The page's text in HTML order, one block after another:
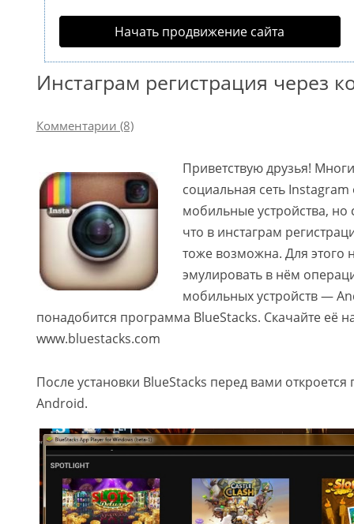
Начать продвижение сайта
Инстаграм регистрация через
Комментарии (8)
Приветствую друзья!
социальная сеть
мобильные устройства, но
что в инстаграм
тоже возможна. Для этого
эмулировать в нём
мобильных устройств —
понадобится программа BlueStacks. Скачайте её
www.bluestacks.com
После установки BlueStacks перед вами
Android.